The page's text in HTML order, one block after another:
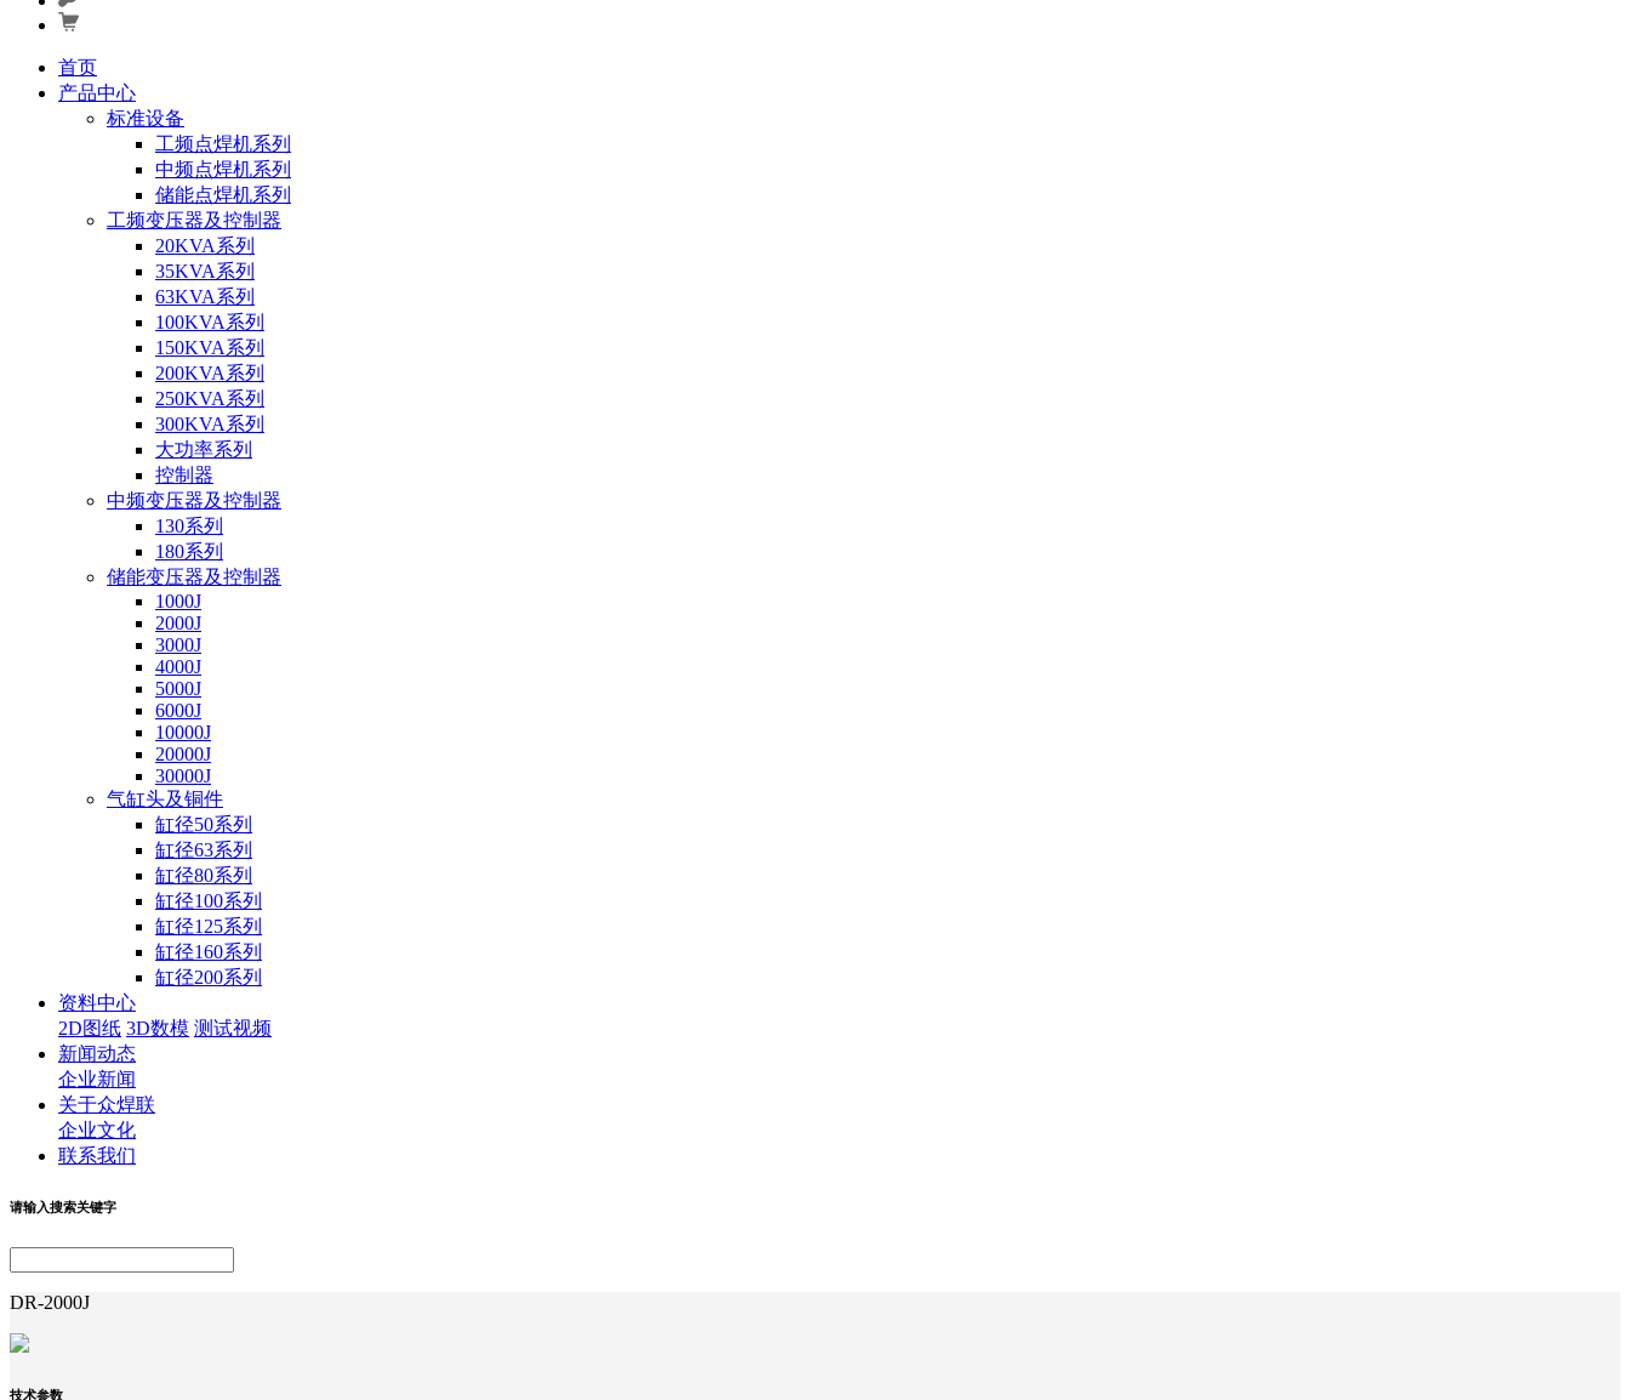
首页
产品中心
标准设备
工频点焊机系列
中频点焊机系列
储能点焊机系列
工频变压器及控制器
20KVA系列
35KVA系列
63KVA系列
100KVA系列
150KVA系列
200KVA系列
250KVA系列
300KVA系列
大功率系列
控制器
中频变压器及控制器
130系列
180系列
储能变压器及控制器
1000J
2000J
3000J
4000J
5000J
6000J
10000J
20000J
30000J
气缸头及铜件
缸径50系列
缸径63系列
缸径80系列
缸径100系列
缸径125系列
缸径160系列
缸径200系列
资料中心
2D图纸 3D数模 测试视频
新闻动态
企业新闻
关于众焊联
企业文化
联系我们
请输入搜索关键字
DR-2000J
技术参数